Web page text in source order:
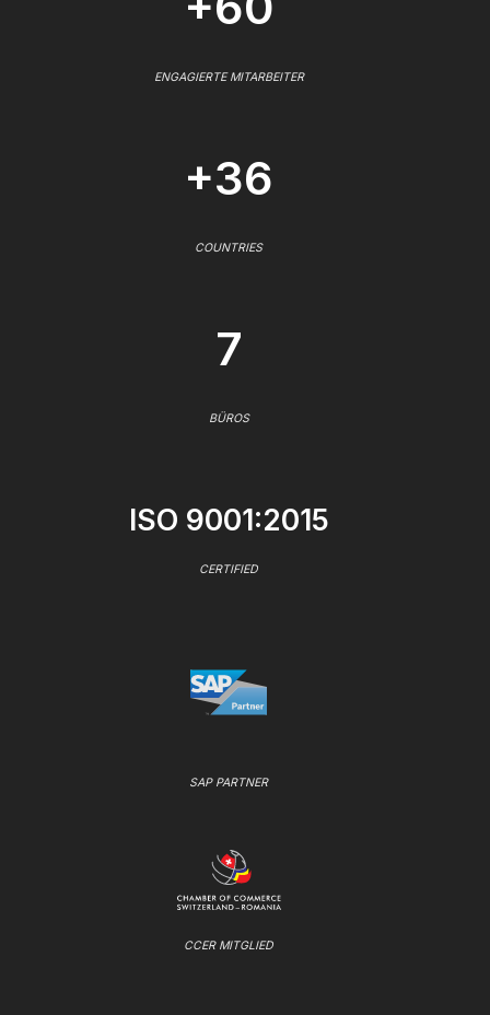
ENGAGIERTE MITARBEITER
+36
COUNTRIES
7
BÜROS
ISO 9001:2015
CERTIFIED
SAP PARTNER
CCER MITGLIED